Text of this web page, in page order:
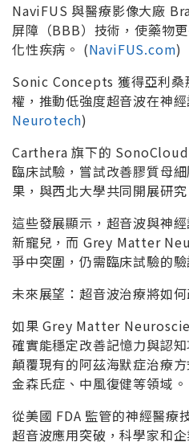
NaviFUS 與醫療影像大廠
屏障（BBB）技術，使藥物
化性疾病。 (NaviFUS.com)
Sonic Concepts 獲得亞利桑
權，推動低強度超音波在神
Neurotech)
Carthera 旗下的
臨床試驗，嘗試改善膠質母
果，與西北大學共同開展研
這些發展顯示，超音波與神
新寵兒，而 Grey Matter
爭中突圍，仍需臨床試驗的驗
未來展望：超音波治療將如
如果 Grey Matter
確實能穩定改善記憶力與認
顛覆現有的阿茲海默症治療
金森氏症、中風復健等領域。
從美國 FDA 監管的神經醫療
超音波應用突破，科學家和